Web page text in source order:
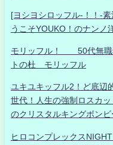
[ヨシヨシロッフル-！！-
うこそYOUKO！のナンノ
モリッフル！ 50代無職
トの杜 モリッフル
ユキユキッフル2！ど底辺
世代！人生の強制ロスカ
のクリスタルキングボン
ヒロコンプレックス